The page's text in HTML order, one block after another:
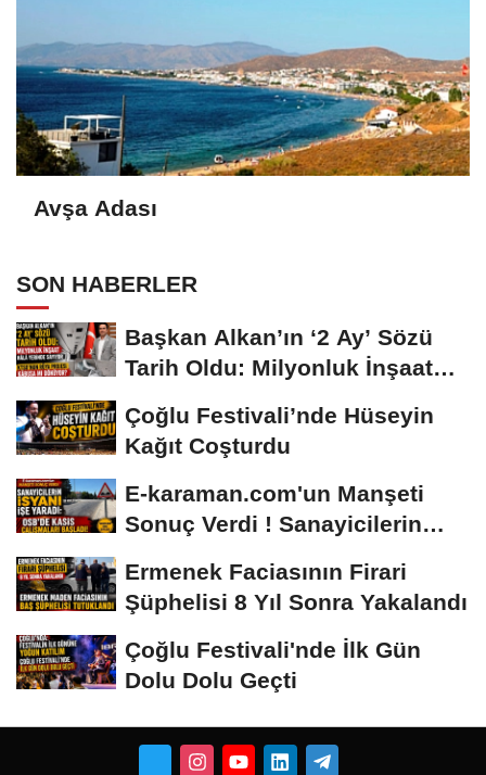
Avşa Adası
SON HABERLER
Başkan Alkan’ın ‘2 Ay’ Sözü
Tarih Oldu: Milyonluk İnşaat
Çoğlu Festivali’nde Hüseyin
Kağıt Coşturdu
E-karaman.com'un Manşeti
Sonuç Verdi ! Sanayicilerin
Ermenek Faciasının Firari
Şüphelisi 8 Yıl Sonra Yakalandı
Çoğlu Festivali'nde İlk Gün
Dolu Dolu Geçti